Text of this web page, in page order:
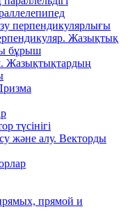
перпендикулярлығы
Жазықтық
бұрыш
Жазықтықтардың
түсінігі
және алу. Векторды
прямой и